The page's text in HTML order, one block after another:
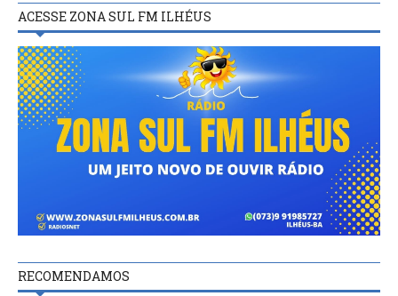
ACESSE ZONA SUL FM ILHÉUS
RECOMENDAMOS